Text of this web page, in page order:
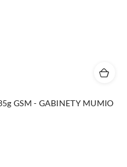
GSM - GABINETY MUMIO